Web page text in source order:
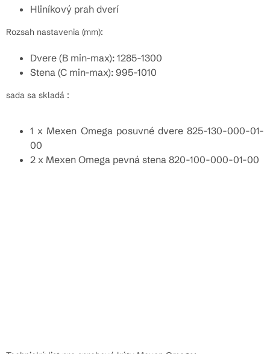
Hliníkový prah dverí
Rozsah nastavenia (mm):
Dvere (B min-max): 1285-1300
Stena (C min-max): 995-1010
sada sa skladá :
1 x Mexen Omega posuvné dvere 825-130-000-01-
00
2 x Mexen Omega pevná stena 820-100-000-01-00